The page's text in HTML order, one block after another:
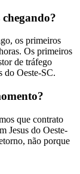
os primeiros
Os primeiros
de tráfego
do Oeste-SC.
que contrato
Jesus do Oeste-
não porque